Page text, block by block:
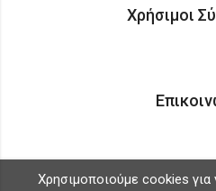
Χρήσιμοι
Χρησιμοποιούμε cookies